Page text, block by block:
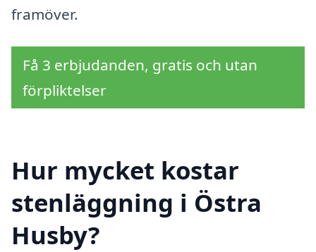
framöver.
Få 3 erbjudanden, gratis och utan
förpliktelser
Hur mycket kostar
stenläggning i Östra
Husby?